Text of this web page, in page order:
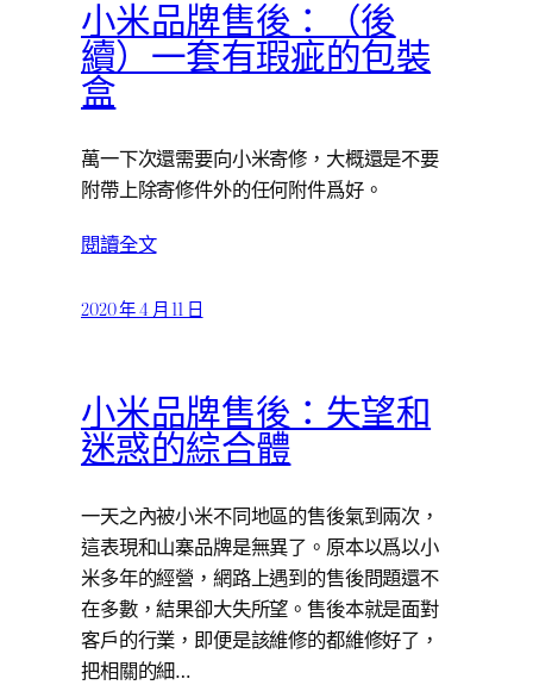
小米品牌售後：（後
續）一套有瑕疵的包裝
盒
萬一下次還需要向小米寄修，大概還是不要
附帶上除寄修件外的任何附件爲好。
閱讀全文
2020 年 4 月 11 日
小米品牌售後：失望和
迷惑的綜合體
一天之內被小米不同地區的售後氣到兩次，
這表現和山寨品牌是無異了。原本以爲以小
米多年的經營，網路上遇到的售後問題還不
在多數，結果卻大失所望。售後本就是面對
客戶的行業，即便是該維修的都維修好了，
把相關的細…